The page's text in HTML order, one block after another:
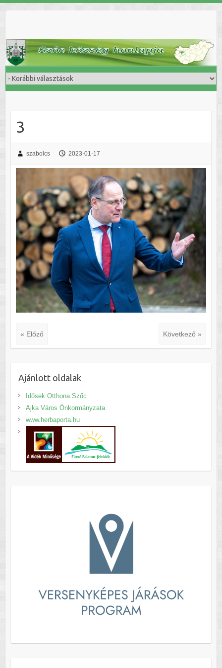
3
szabolcs 2023-01-17
« Előző Következő »
Ajánlott oldalak
Idősek Otthona Szőc
Ajka Város Önkormányzata
www.herbaporta.hu